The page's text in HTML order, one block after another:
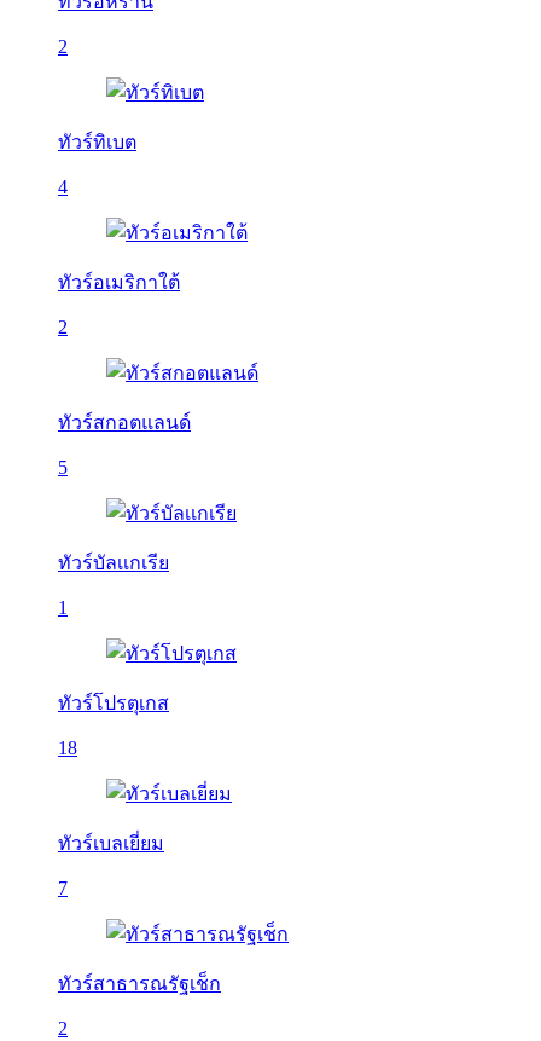
2
ทัวร์ทิเบต
4
ทัวร์อเมริกาใต้
2
ทัวร์สกอตแลนด์
5
ทัวร์บัลเเกเรีย
1
ทัวร์โปรตุเกส
18
ทัวร์เบลเยี่ยม
7
ทัวร์สาธารณรัฐเช็ก
2